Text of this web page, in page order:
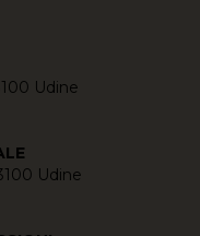
Udine
Udine